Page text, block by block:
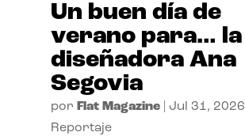
Un buen día de
verano para… la
diseñadora Ana
Segovia
por Flat Magazine| Jul 31, 2026
Reportaje